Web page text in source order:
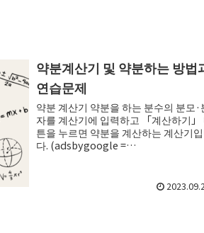
약분계산기 및 약분하는 방법
연습문제
약분 계산기 약분을 하는 분수의 분모·
자를 계산기에 입력하고 「계산하기」
튼을 누르면 약분을 계산하는 계산기
다. (adsbygoogle =